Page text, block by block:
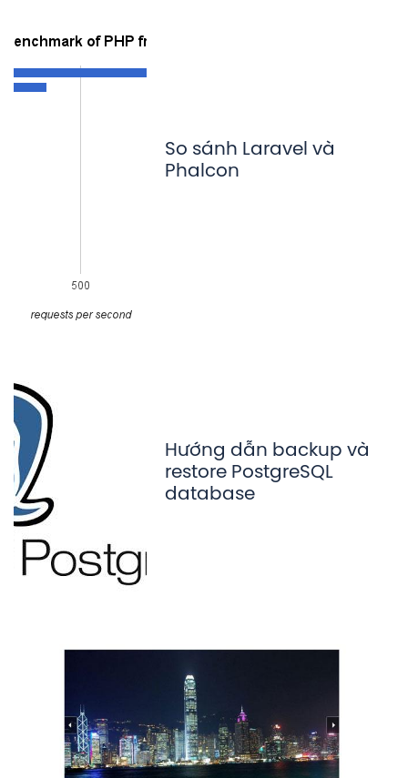
So sánh Laravel và
Phalcon
Hướng dẫn backup và
restore PostgreSQL
database